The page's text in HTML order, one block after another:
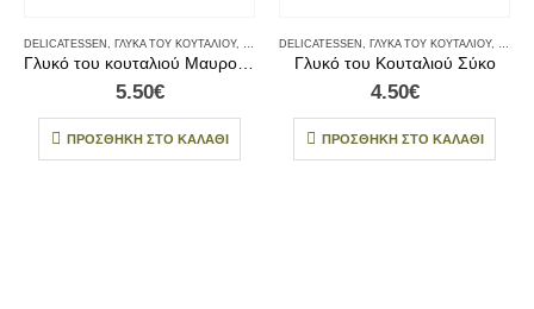
DELICATESSEN ΓΛΥΚΆ ΤΟΥ ΚΟΥΤΑΛΙΟΎ, ΓΛΥΚΆ ΤΟΥ ΚΟΥΤΑΛΙΟΎ & CHUTNEY,ΠΡΩΙΝΟ,
5.50€
ΠΡΟΣΘΉΚΗ ΣΤΟ ΚΑΛΆΘΙ
DELICATESSEN ΓΛΥΚΆ ΤΟΥ ΚΟΥΤΑΛΙΟΎ,
Γλυκό του Κουταλιού Σύκο
4.50€
ΠΡΟΣΘΉΚΗ ΣΤΟ ΚΑΛΆΘΙ